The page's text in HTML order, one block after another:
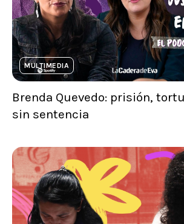
MULTIMEDIA
Brenda Quevedo: prisión,
sin sentencia